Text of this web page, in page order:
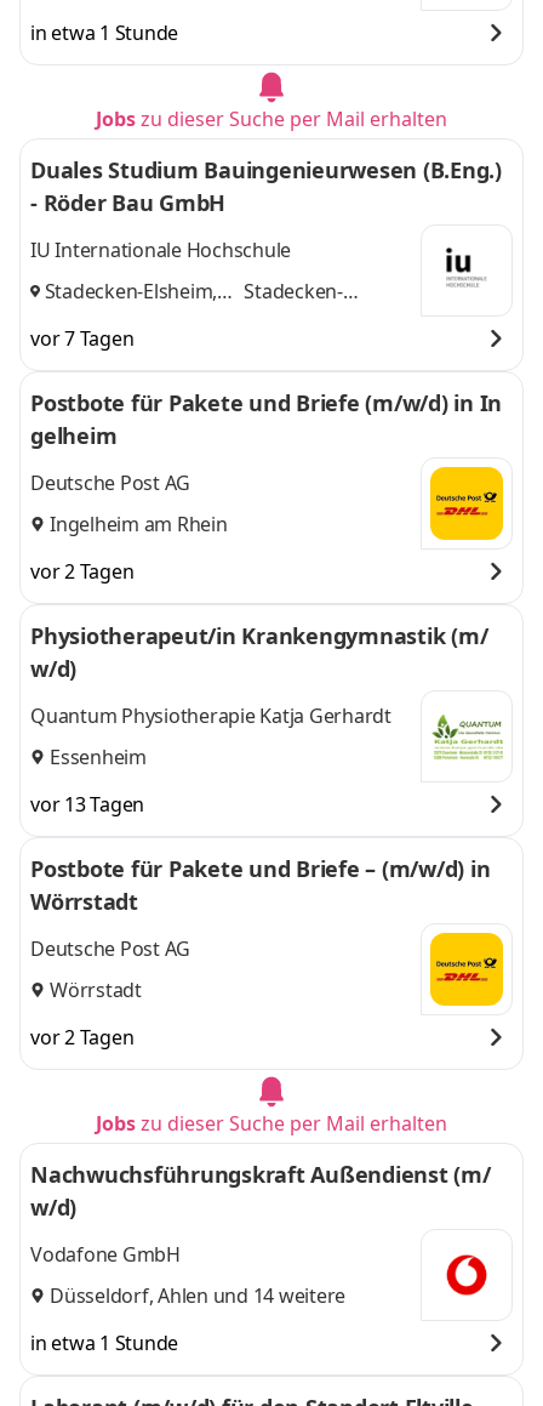
in etwa 1 Stunde
Jobszu dieser Suche per Mail erhalten
Duales Studium Bauingenieurwesen (B.Eng.)
- Röder Bau GmbH
IU Internationale Hochschule
Stadecken-Elsheim,
Stadecken-
vor 7 Tagen
Postbote für Pakete und Briefe (m/w/d) in In
gelheim
Deutsche Post AG
Ingelheim am Rhein
vor 2 Tagen
Physiotherapeut/in Krankengymnastik (m/
w/d)
Quantum Physiotherapie Katja Gerhardt
Essenheim
vor 13 Tagen
Postbote für Pakete und Briefe – (m/w/d) in
Wörrstadt
Deutsche Post AG
Wörrstadt
vor 2 Tagen
Jobszu dieser Suche per Mail erhalten
Nachwuchsführungskraft Außendienst (m/
w/d)
Vodafone GmbH
Düsseldorf,Ahlen und 14 weitere
in etwa 1 Stunde